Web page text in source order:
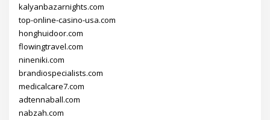
kalyanbazarnights.com
top-online-casino-usa.com
honghuidoor.com
flowingtravel.com
nineniki.com
brandiospecialists.com
medicalcare7.com
adtennaball.com
nabzah.com